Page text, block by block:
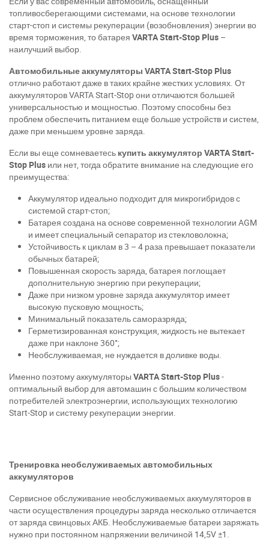
топливосберегающими системами, на основе технологии
старт-стоп и системы рекуперации (возобновления) энергии во
время торможения, то батарея VARTA Start-Stop Plus –
наилучший выбор.
Автомобильные аккумуляторы VARTA Start-Stop Plus
отлично работают даже в таких крайне жестких условиях. От
аккумуляторов VARTA Start-Stop они отличаются большей
универсальностью и мощностью. Поэтому способны без
проблем обеспечить питанием еще больше устройств и систем,
даже при меньшем уровне заряда.
Если вы еще сомневаетесь купить аккумулятор VARTA Start-
Stop Plus или нет, тогда обратите внимание на следующие его
преимущества:
Аккумулятор идеально подходит для микрогибридов с
системой старт-стоп;
Батарея создана на основе современной технологии AGM
и имеет специальный сепаратор из стекловолокна;
Устойчивость к циклам в 3 – 4 раза превышает показатели
обычных батарей;
Повышенная скорость заряда, батарея поглощает
дополнительную энергию при рекуперации;
Даже при низком уровне заряда аккумулятор имеет
высокую пусковую мощность;
Минимальный показатель саморазряда;
Герметизированная конструкция, жидкость не вытекает
даже при наклоне 360°;
Необслуживаемая, не нуждается в доливке воды.
Именно поэтому аккумуляторы VARTA Start-Stop Plus-
оптимальный выбор для автомашин с большим количеством
потребителей электроэнергии, использующих технологию
Start-Stop и систему рекуперации энергии.
Тренировка необслуживаемых автомобильных
аккумуляторов
Сервисное обслуживание необслуживаемых аккумуляторов в
части осуществления процедуры заряда несколько отличается
от заряда свинцовых АКБ. Необслуживаемые батареи заряжать
нужно при постоянном напряжении величиной 14,5V±1.
При отсутствии связи - пишите, звоните в Viber /
Telegram (093) 600-51-11
Написать в Viber